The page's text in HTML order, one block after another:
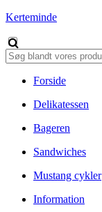
Kerteminde
Forside
Delikatessen
Bageren
Sandwiches
Mustang cykler
Information